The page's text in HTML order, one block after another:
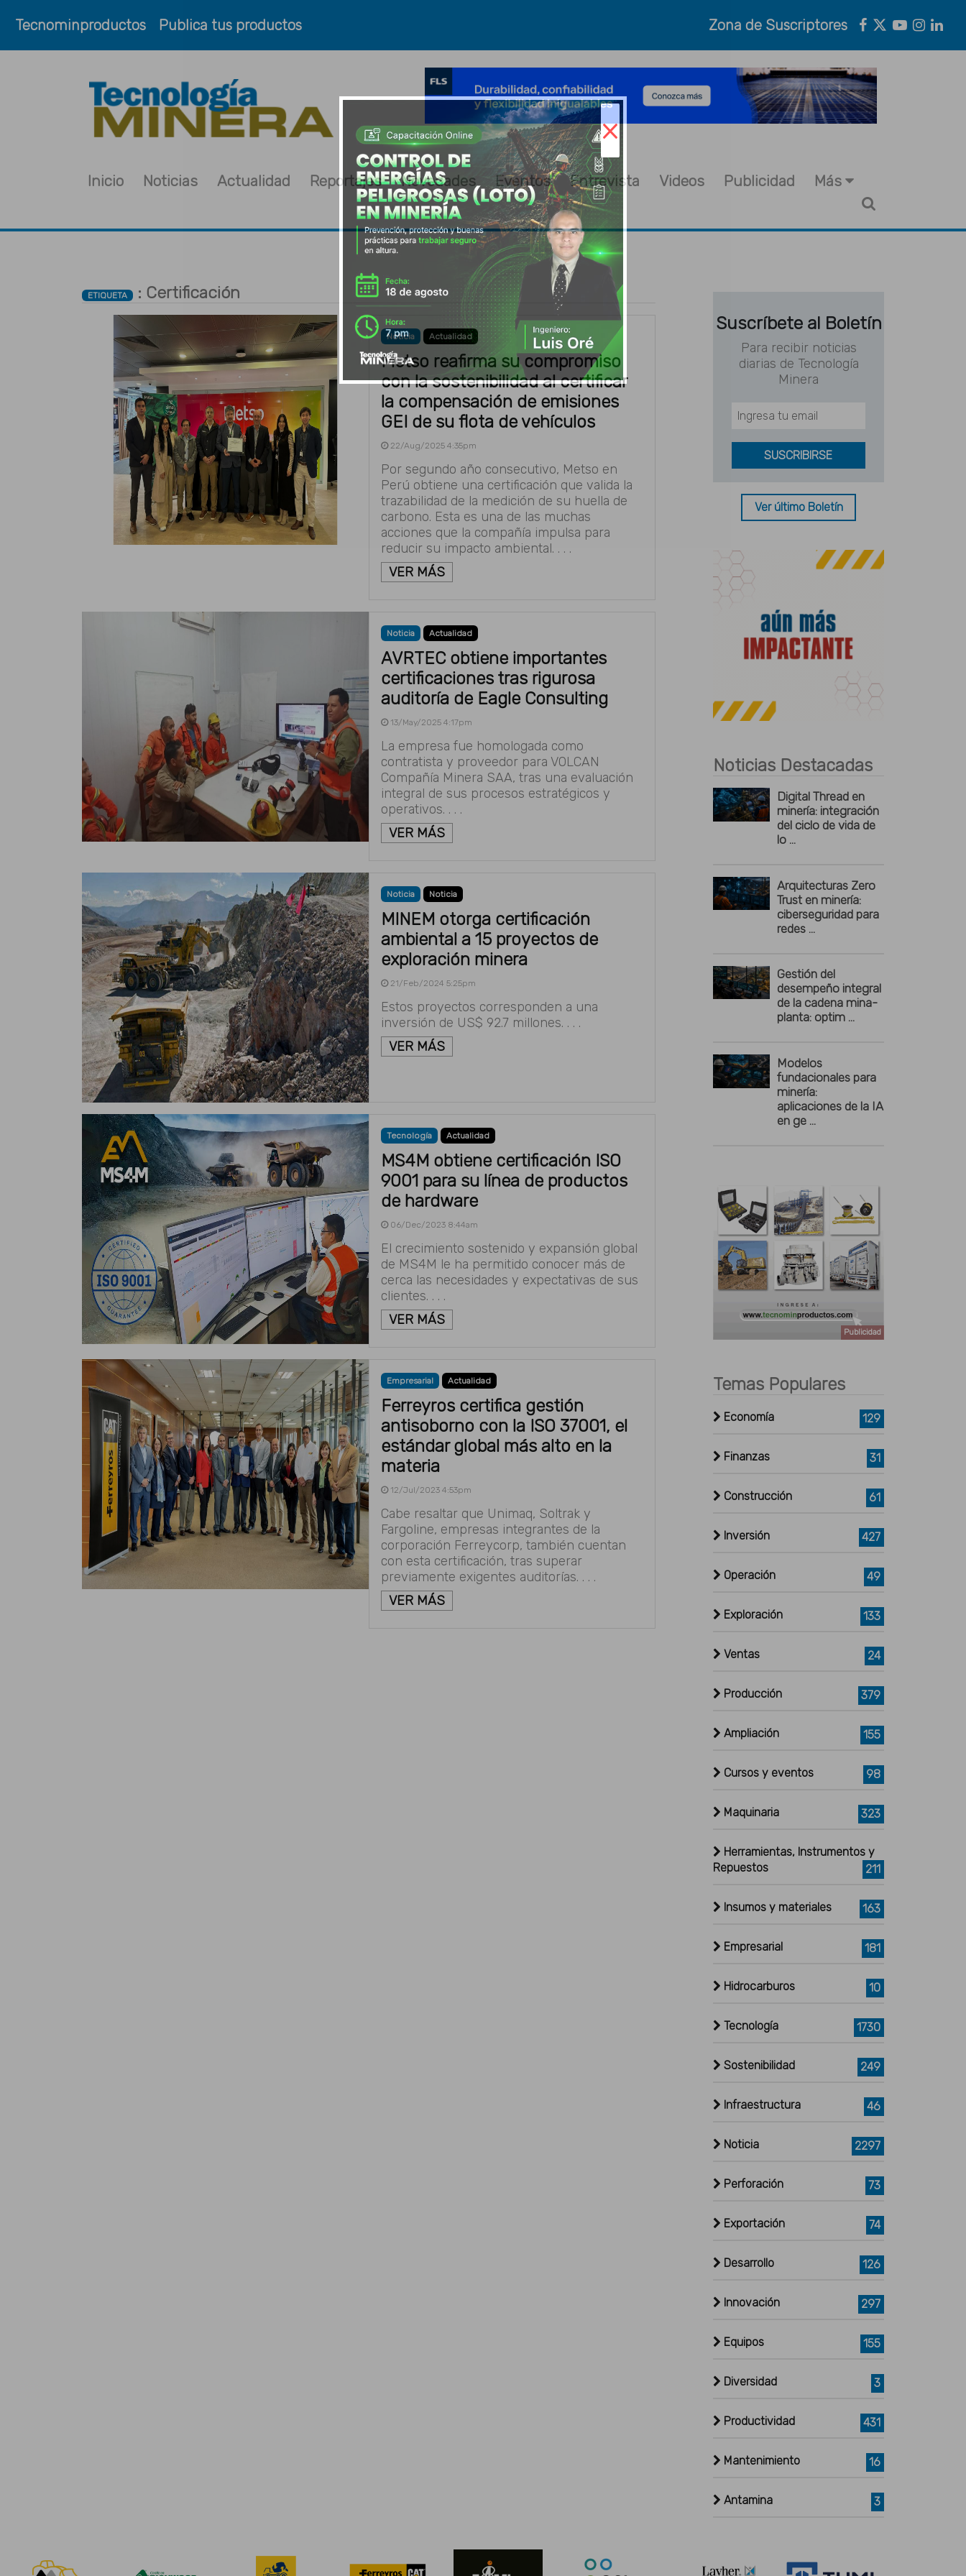
Tecnominproductos Publica tus productos Zona de Suscriptores
Inicio Noticias Actualidad Reportajes Novedades Eventos Entrevista Videos Publicidad Más
ETIQUETA : Certificación
Noticia Actualidad
Metso reafirma su compromiso
con la sostenibilidad al certificar
la compensación de emisiones
GEI de su flota de vehículos
22/Aug/2025 4:35pm
Por segundo año consecutivo, Metso en
Perú obtiene una certificación que valida la
trazabilidad de la medición de su huella de
carbono. Esta es una de las muchas
acciones que la compañía impulsa para
reducir su impacto ambiental. . . .
VER MÁS
Noticia Actualidad
AVRTEC obtiene importantes
certificaciones tras rigurosa
auditoría de Eagle Consulting
13/May/2025 4:17pm
La empresa fue homologada como
contratista y proveedor para VOLCAN
Compañía Minera SAA, tras una evaluación
integral de sus procesos estratégicos y
operativos. . . .
VER MÁS
Noticia Noticia
MINEM otorga certificación
ambiental a 15 proyectos de
exploración minera
21/Feb/2024 5:25pm
Estos proyectos corresponden a una
inversión de US$ 92.7 millones. . . .
VER MÁS
Tecnología Actualidad
MS4M obtiene certificación ISO
9001 para su línea de productos
de hardware
06/Dec/2023 8:44am
El crecimiento sostenido y expansión global
de MS4M le ha permitido conocer más de
cerca las necesidades y expectativas de sus
clientes. . . .
VER MÁS
Empresarial Actualidad
Ferreyros certifica gestión
antisoborno con la ISO 37001, el
estándar global más alto en la
materia
12/Jul/2023 4:53pm
Cabe resaltar que Unimaq, Soltrak y
Fargoline, empresas integrantes de la
corporación Ferreycorp, también cuentan
con esta certificación, tras superar
previamente exigentes auditorías. . . .
VER MÁS
Suscríbete al Boletín
Para recibir noticias
diarias de Tecnología
Minera
Ver último Boletín
Noticias Destacadas
Digital Thread en
minería: integración
del ciclo de vida de
lo ...
Arquitecturas Zero
Trust en minería:
ciberseguridad para
redes ...
Gestión del
desempeño integral
de la cadena mina-
planta: optim ...
Modelos
fundacionales para
minería:
aplicaciones de la IA
en ge ...
Publicidad
Temas Populares
Economía 129
Finanzas 31
Construcción 61
Inversión 427
Operación 49
Exploración 133
Ventas 24
Producción 379
Ampliación 155
Cursos y eventos 98
Maquinaria 323
Herramientas, Instrumentos y
Repuestos
211
Insumos y materiales 163
Empresarial 181
Hidrocarburos 10
Tecnología 1730
Sostenibilidad 249
Infraestructura 46
Noticia 2297
Perforación 73
Exportación 74
Desarrollo 126
Innovación 297
Equipos 155
Diversidad 3
Productividad 431
Mantenimiento 16
Antamina 3
×